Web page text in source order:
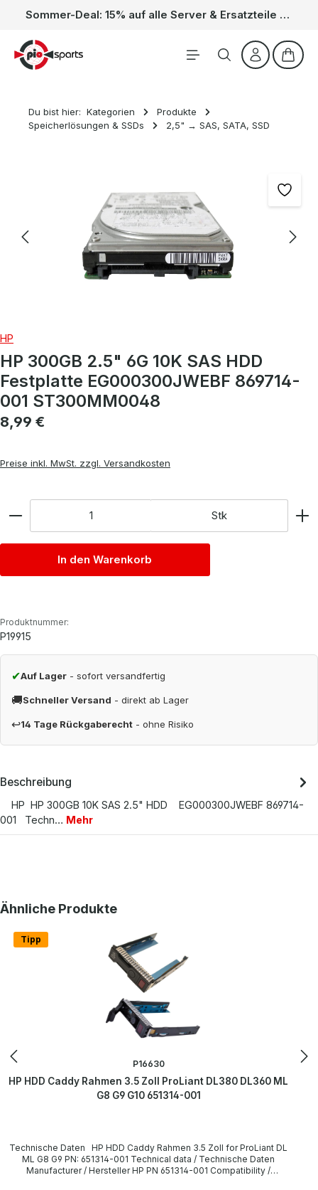
Zum Hauptinhalt springen Sommer-Deal: 15% auf alle Server & Ersatzteile – Kein Code nötig, der Rabatt wird automatisch im Warenkorb abgezogen. Gültig vom 01.06. bis 31.08.
Du bist hier: Kategorien
Produkte
Speicherlösungen & SSDs
2,5" → SAS, SATA, SSD
HP
HP 300GB 2.5" 6G 10K SAS HDD
Festplatte EG000300JWEBF 869714-
001 ST300MM0048
Regulärer Preis:
8,99 €
Preise inkl. MwSt. zzgl. Versandkosten
Stk
In den Warenkorb
Produktnummer:
P19915
✔Auf Lager - sofort versandfertig
🚚Schneller Versand - direkt ab Lager
↩14 Tage Rückgaberecht - ohne Risiko
Beschreibung
HP HP 300GB 10K SAS 2.5" HDD EG000300JWEBF 869714-
001 Techn… Mehr
Produktgalerie überspringen
Ähnliche Produkte
Tipp
P16630
HP HDD Caddy Rahmen 3.5 Zoll ProLiant DL380 DL360 ML
G8 G9 G10 651314-001
Technische Daten HP HDD Caddy Rahmen 3.5 Zoll for ProLiant DL
ML G8 G9 PN: 651314-001 Technical data / Technische Daten
Manufacturer / Hersteller HP PN 651314-001 Compatibility /